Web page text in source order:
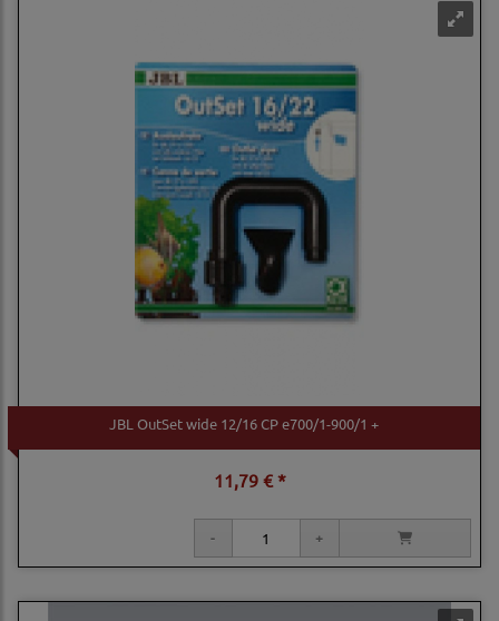
JBL OutSet wide 12/16 CP e700/1-900/1 +
11,79 € *